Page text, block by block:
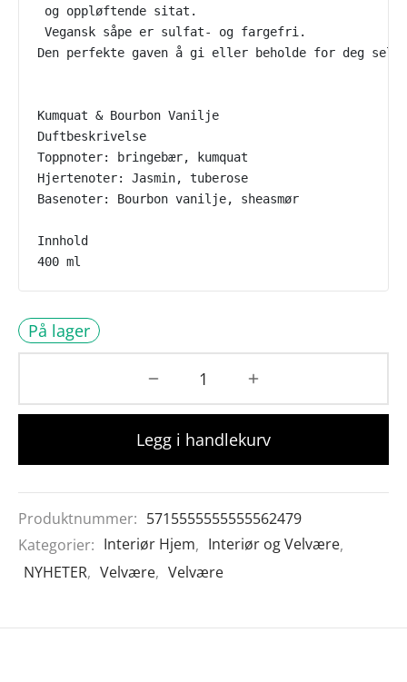
og oppløftende sitat.
Vegansk såpe er sulfat- og fargefri.
Den perfekte gaven å gi eller beholde for deg selv!
Kumquat & Bourbon Vanilje
Duftbeskrivelse
Toppnoter: bringebær, kumquat
Hjertenoter: Jasmin, tuberose
Basenoter: Bourbon vanilje, sheasmør
Innhold
400 ml
På lager
Legg i handlekurv
Produktnummer: 5715555555555562479
Kategorier: Interiør Hjem, Interiør og Velvære,
NYHETER, Velvære, Velvære